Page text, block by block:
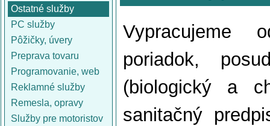
Ostatné služby
PC služby
Pôžičky, úvery
Preprava tovaru
Programovanie, web
Reklamné služby
Remesla, opravy
Služby pre motoristov
Vypracujeme
poriadok,
(biologický a
sanitačný